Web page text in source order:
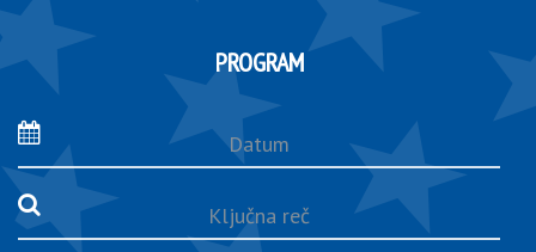
PROGRAM
Datum
Ključna
reč